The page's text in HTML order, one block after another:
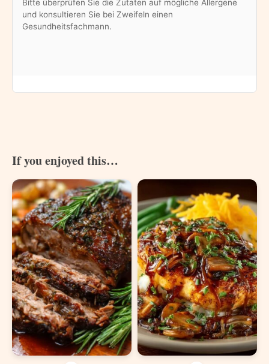
Bitte überprüfen Sie die Zutaten auf mögliche Allergene
und konsultieren Sie bei Zweifeln einen
Gesundheitsfachmann.
If you enjoyed this…